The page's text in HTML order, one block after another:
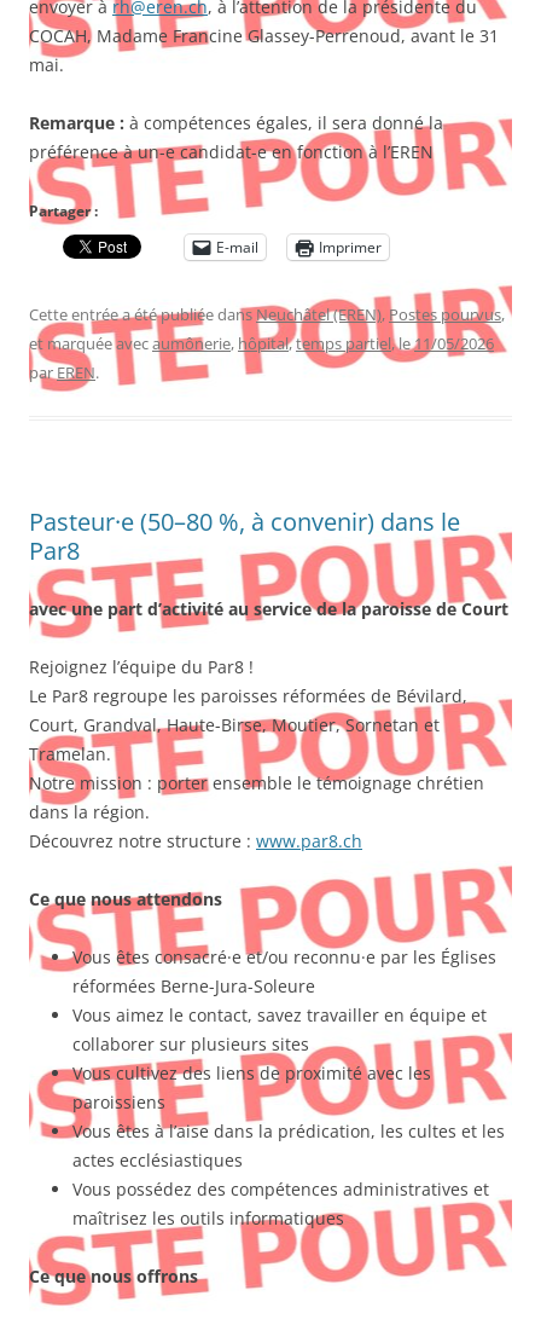
envoyer àrh@eren.ch, à l’attention de la présidente du
COCAH, Madame Francine Glassey-Perrenoud, avant le 31
mai.
Remarque : à compétences égales, il sera donné la
préférence à un-e candidat-e en fonction à l’EREN
Partager :
E-mail
Imprimer
Cette entrée a été publiée dansNeuchâtel (EREN), Postes pourvus,
et marquée avecaumônerie, hôpital,temps partiel, le11/05/2026
parEREN.
Pasteur·e (50–80 %, à convenir) dans le
Par8
avec une part d’activité au service de la paroisse de Court
Rejoignez l’équipe du Par8 !
Le Par8 regroupe les paroisses réformées de Bévilard,
Court, Grandval, Haute-Birse, Moutier, Sornetan et
Tramelan.
Notre mission : porter ensemble le témoignage chrétien
dans la région.
Découvrez notre structure : www.par8.ch
Ce que nous attendons
Vous êtes consacré·e et/ou reconnu·e par les Églises
réformées Berne-Jura-Soleure
Vous aimez le contact, savez travailler en équipe et
collaborer sur plusieurs sites
Vous cultivez des liens de proximité avec les
paroissiens
Vous êtes à l’aise dans la prédication, les cultes et les
actes ecclésiastiques
Vous possédez des compétences administratives et
maîtrisez les outils informatiques
Ce que nous offrons